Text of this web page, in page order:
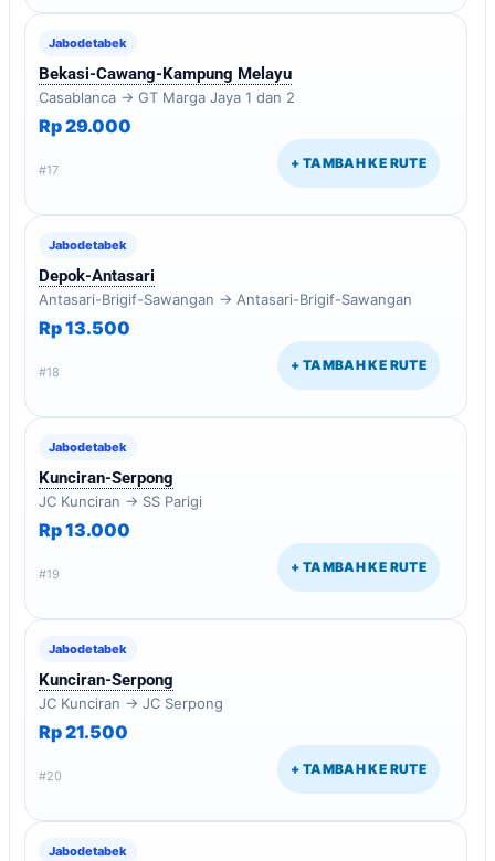
Jabodetabek
Bekasi-Cawang-Kampung Melayu
Casablanca → GT Marga Jaya 1 dan 2
Rp 29.000
#17 + TAMBAH KE RUTE
Jabodetabek
Depok-Antasari
Antasari-Brigif-Sawangan → Antasari-Brigif-Sawangan
Rp 13.500
#18 + TAMBAH KE RUTE
Jabodetabek
Kunciran-Serpong
JC Kunciran → SS Parigi
Rp 13.000
#19 + TAMBAH KE RUTE
Jabodetabek
Kunciran-Serpong
JC Kunciran → JC Serpong
Rp 21.500
#20 + TAMBAH KE RUTE
Jabodetabek